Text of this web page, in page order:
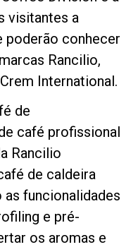
visitantes a
poderão conhecer
Rancilio,
International.
de
café profissional
Rancilio
de caldeira
as funcionalidades
e pré-
os aromas e